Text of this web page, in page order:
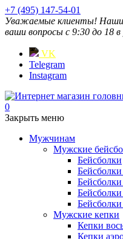
+7 (495) 147-54-01
Уважаемые клиенты!
ваши вопросы с 9:30 до 18 в
VK
Telegram
Instagram
0
Закрыть меню
Мужчинам
Мужские
Бейсболки
Бейсболки
Мужские кепки
Кепки
Кепки